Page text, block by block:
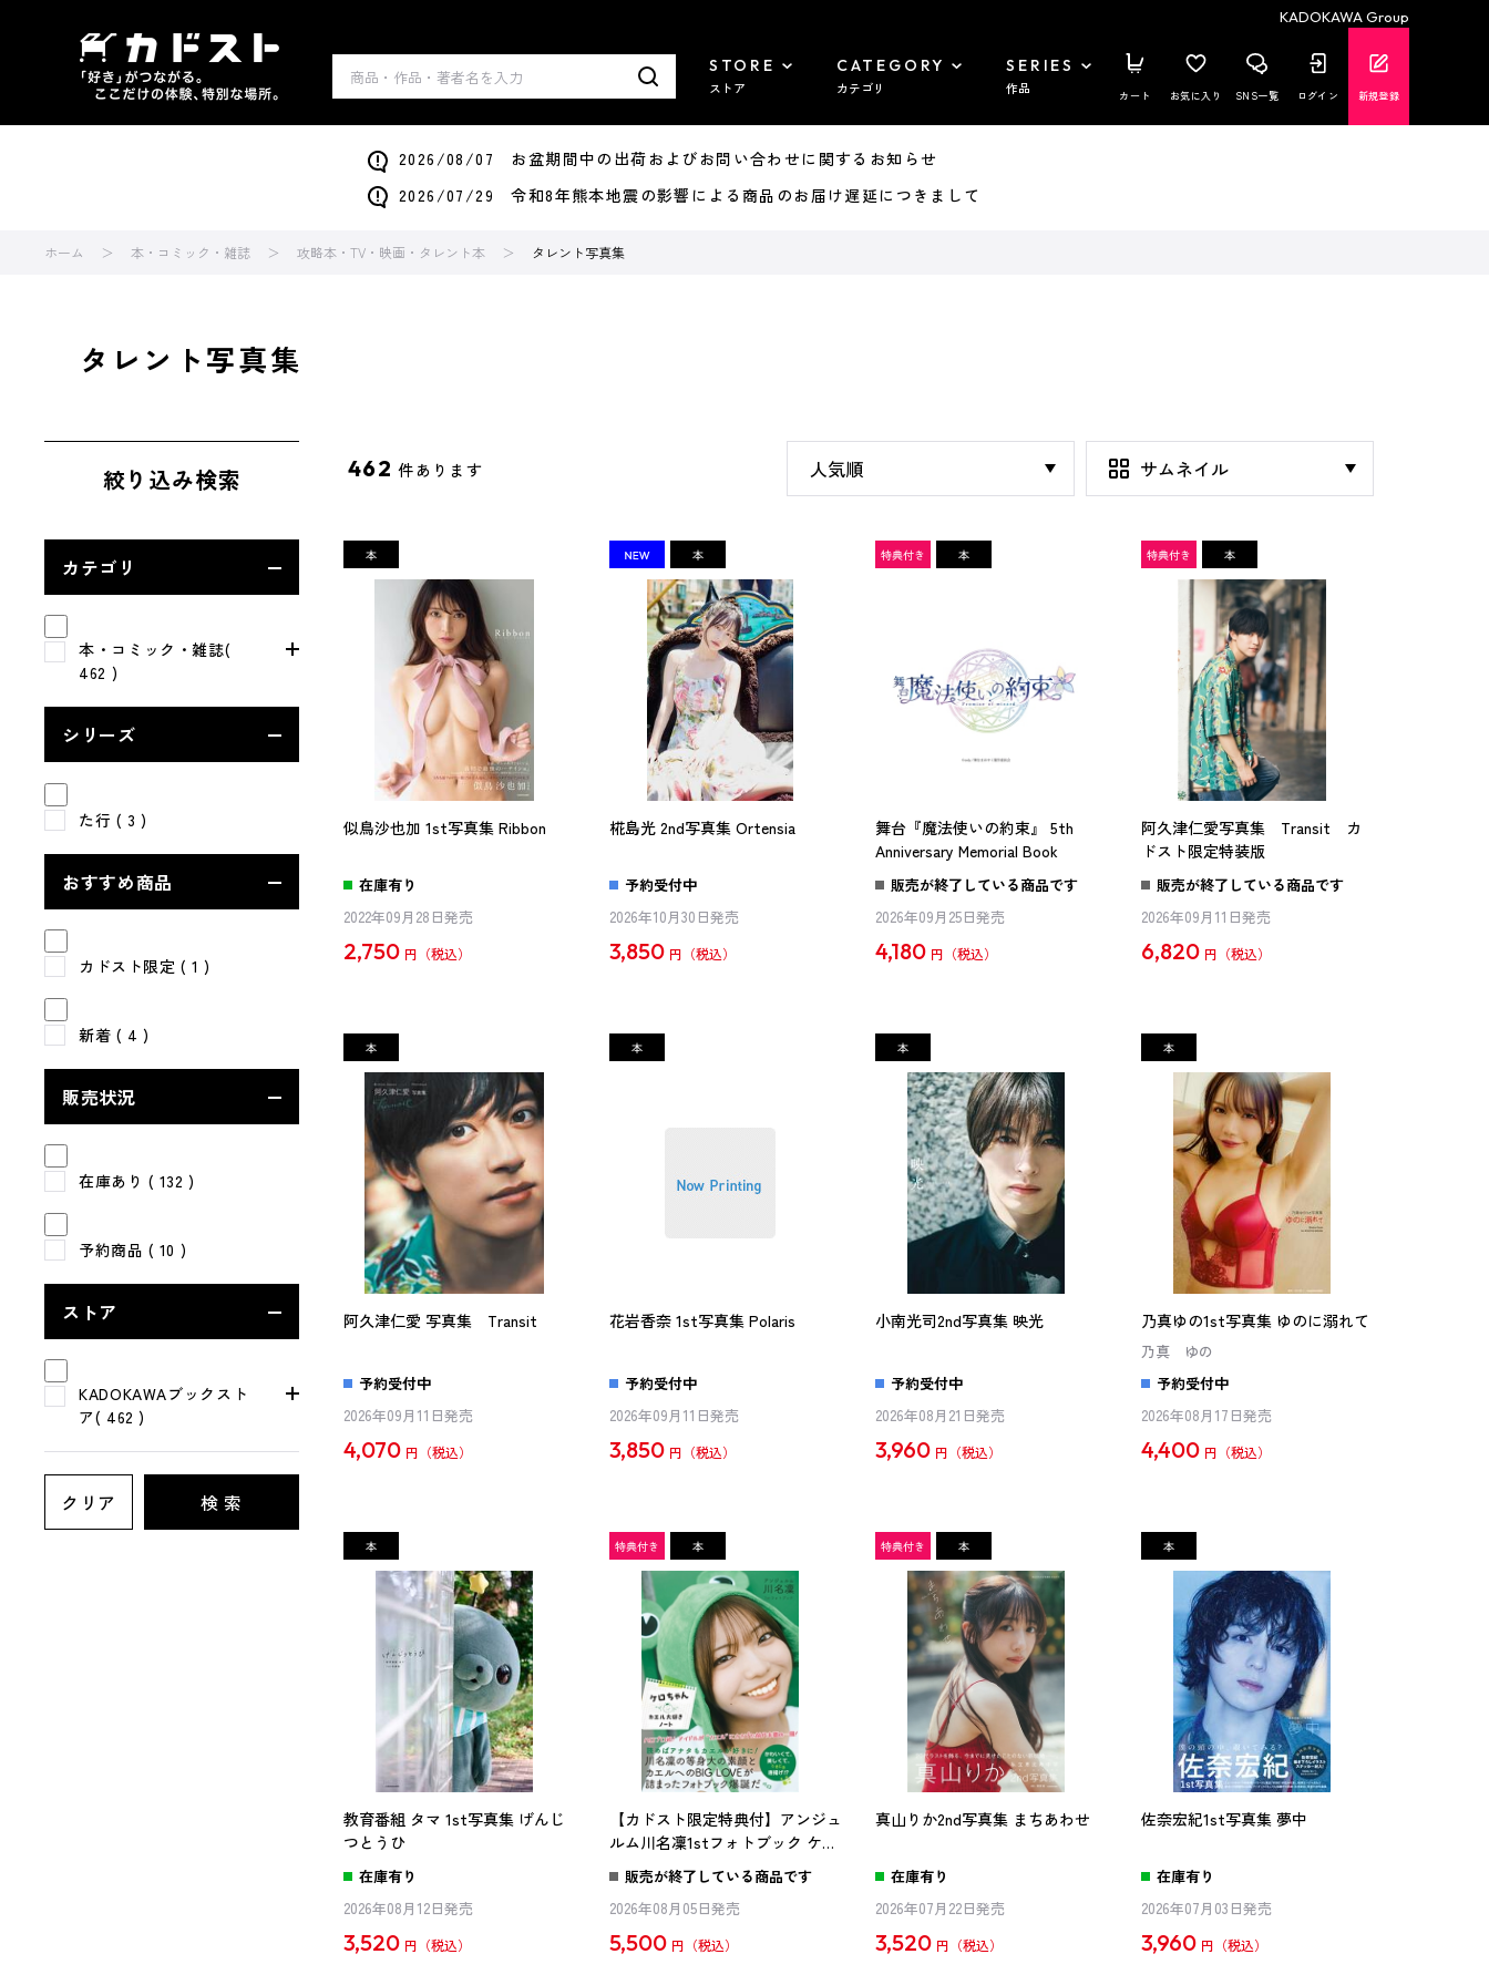
KADOKAWA Group
STORE
ストア
CATEGORY
カテゴリ
SERIES
作品 カート お気に入り SNS一覧 ログイン 新規登録
2026/08/07 お盆期間中の出荷およびお問い合わせに関するお知らせ
2026/07/29 令和8年熊本地震の影響による商品のお届け遅延につきまして
ホーム 本・コミック・雑誌 攻略本・TV・映画・タレント本 タレント写真集
タレント写真集
絞り込み検索
カテゴリ
本・コミック・雑誌(
462 )
シリーズ
た行 ( 3 )
おすすめ商品
カドスト限定 ( 1 )
新着 ( 4 )
販売状況
在庫あり ( 132 )
予約商品 ( 10 )
ストア
KADOKAWAブックスト
ア( 462 )
クリア 検 索
462 件あります
似鳥沙也加 1st写真集 Ribbon
在庫有り
2022年09月28日発売
2,750 円
椛島光 2nd写真集 Ortensia
予約受付中
2026年10月30日発売
3,850 円
舞台『魔法使いの約束』 5th
Anniversary Memorial Book
販売が終了している商品です
2026年09月25日発売
4,180 円
阿久津仁愛写真集 Transit カ
ドスト限定特装版
販売が終了している商品です
2026年09月11日発売
6,820 円
阿久津仁愛 写真集 Transit
予約受付中
2026年09月11日発売
4,070 円
花岩香奈 1st写真集 Polaris
予約受付中
2026年09月11日発売
3,850 円
小南光司2nd写真集 映光
予約受付中
2026年08月21日発売
3,960 円
乃真ゆの1st写真集 ゆのに溺れて
乃真 ゆの
予約受付中
2026年08月17日発売
4,400 円
教育番組 タマ 1st写真集 げんじ
つとうひ
在庫有り
2026年08月12日発売
3,520 円
【カドスト限定特典付】アンジュ
ルム川名凜1stフォトブック ケロ
ちゃん カエル大好きノート
販売が終了している商品です
2026年08月05日発売
5,500 円
真山りか2nd写真集 まちあわせ
在庫有り
2026年07月22日発売
3,520 円
佐奈宏紀1st写真集 夢中
在庫有り
2026年07月03日発売
3,960 円